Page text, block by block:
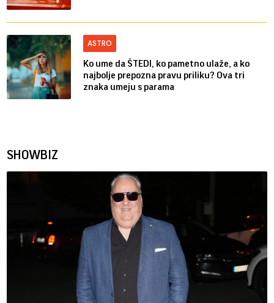
ASTRO
Ko ume da ŠTEDI, ko pametno ulaže, a ko
najbolje prepozna pravu priliku? Ova tri
znaka umeju s parama
SHOWBIZ